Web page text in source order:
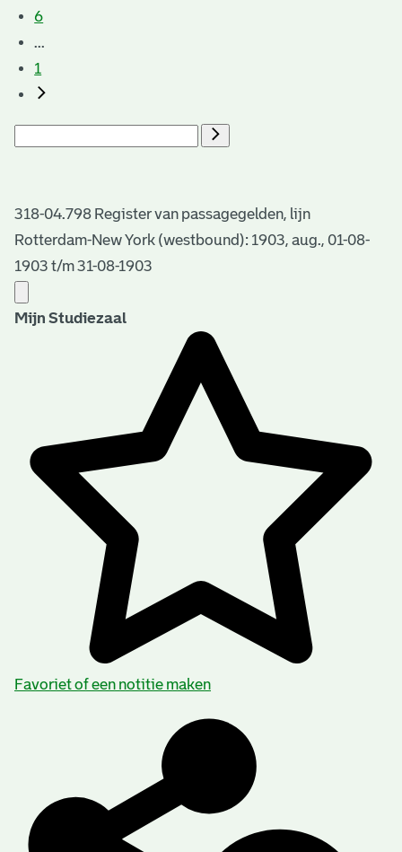
6
...
1
318-04.798 Register van passagegelden, lijn
Rotterdam-New York (westbound): 1903, aug., 01-08-
1903 t/m 31-08-1903
Mijn Studiezaal
Favoriet of een notitie maken